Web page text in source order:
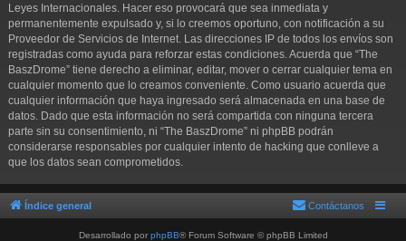
Leyes Internacionales. Hacer eso provocará que sea inmediata y
permanentemente expulsado y, si lo creemos oportuno, con notificación a su
Proveedor de Servicios de Internet. Las direcciones IP de todos los envíos son
registradas como ayuda para reforzar estas condiciones. Acuerda que “The
BaszDrome” tiene derecho a eliminar, editar, mover o cerrar cualquier tema en
cualquier momento que lo creamos conveniente. Como usuario acuerda que
cualquier información que haya ingresado será almacenada en una base de
datos. Dado que esta información no será compartida con ninguna tercera
parte sin su consentimiento, ni “The BaszDrome” ni phpBB podrán
considerarse responsables por cualquier intento de hacking que conlleve a
que los datos sean comprometidos.
Índice general Contáctanos
Desarrollado por phpBB® Forum Software © phpBB Limited